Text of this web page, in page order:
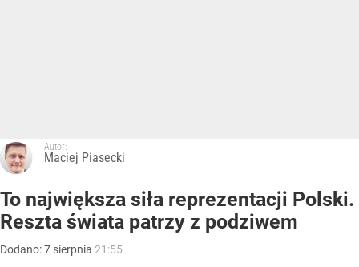
Autor:
Maciej Piasecki
To największa siła reprezentacji Polski.
Reszta świata patrzy z podziwem
Dodano:7 sierpnia 21:55